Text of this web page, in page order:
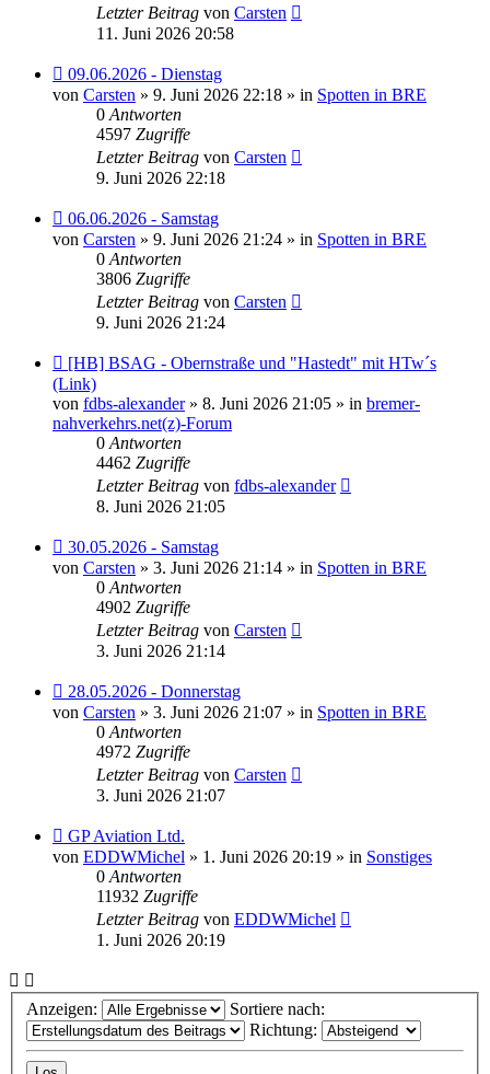
Letzter Beitrag von Carsten
11. Juni 2026 20:58
Neuer
Beitrag
09.06.2026 - Dienstag
von Carsten » 9. Juni 2026 22:18 » in Spotten in BRE
0 Antworten
4597 Zugriffe
Letzter Beitrag von Carsten
9. Juni 2026 22:18
Neuer
Beitrag
06.06.2026 - Samstag
von Carsten » 9. Juni 2026 21:24 » in Spotten in BRE
0 Antworten
3806 Zugriffe
Letzter Beitrag von Carsten
9. Juni 2026 21:24
Neuer
Beitrag
[HB] BSAG - Obernstraße und "Hastedt" mit HTw´s
(Link)
von fdbs-alexander» 8. Juni 2026 21:05 » in bremer-
nahverkehrs.net(z)-Forum
0 Antworten
4462 Zugriffe
Letzter Beitrag von fdbs-alexander
8. Juni 2026 21:05
Neuer
Beitrag
30.05.2026 - Samstag
von Carsten » 3. Juni 2026 21:14 » in Spotten in BRE
0 Antworten
4902 Zugriffe
Letzter Beitrag von Carsten
3. Juni 2026 21:14
Neuer
Beitrag
28.05.2026 - Donnerstag
von Carsten » 3. Juni 2026 21:07 » in Spotten in BRE
0 Antworten
4972 Zugriffe
Letzter Beitrag von Carsten
3. Juni 2026 21:07
Neuer
Beitrag
GP Aviation Ltd.
von EDDWMichel » 1. Juni 2026 20:19 » in Sonstiges
0 Antworten
11932 Zugriffe
Letzter Beitrag von EDDWMichel
1. Juni 2026 20:19
Anzeigen:
Sortiere nach:
Richtung: